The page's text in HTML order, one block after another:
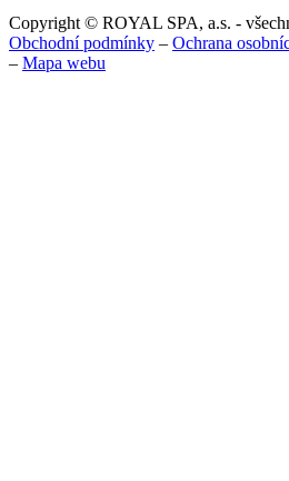
Copyright © ROYAL SPA, a.s. -
Obchodní podmínky – Ochrana
– Mapa webu